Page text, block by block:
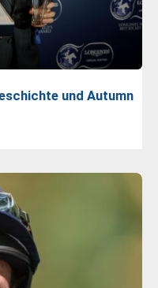
und Autumn